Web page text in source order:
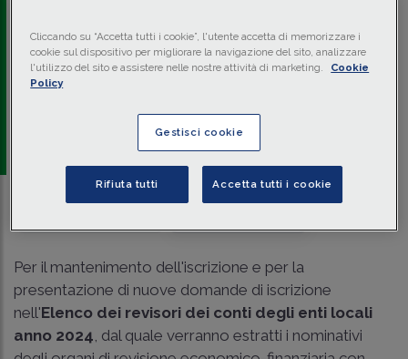
Larichiesta di mantenimentodell'iscrizione nell'Elenco
da parte dei soggetti già iscritti e la presentazione dinuove
domandedi iscrizione nello stesso potranno essere
presentate esclusivamente per via telematica entro le
redazione Memento
Per il mantenimento dell'iscrizione e per la
presentazione di nuove domande di iscrizione
nell'Elenco dei revisori dei conti degli enti locali
anno 2024 , dal quale verranno estratti i nominativi
Cliccando su “Accetta tutti i cookie”, l'utente accetta di memorizzare i
cookie sul dispositivo per migliorare la navigazione del sito, analizzare
l'utilizzo del sito e assistere nelle nostre attività di marketing.
Cookie
Policy
Gestisci cookie
Rifiuta tutti Accetta tutti i cookie